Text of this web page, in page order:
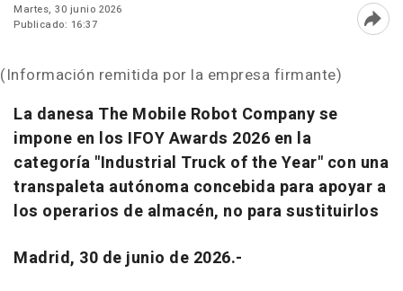
Martes, 30 junio 2026
Publicado: 16:37
(Información remitida por la empresa firmante)
La danesa The Mobile Robot Company se
impone en los IFOY Awards 2026 en la
categoría "Industrial Truck of the Year" con una
transpaleta autónoma concebida para apoyar a
los operarios de almacén, no para sustituirlos
Madrid, 30 de junio de 2026.-